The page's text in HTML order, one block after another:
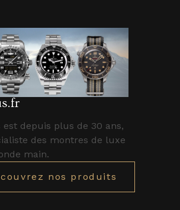
est depuis plus de 30 ans,
des montres de luxe
main.
nos produits